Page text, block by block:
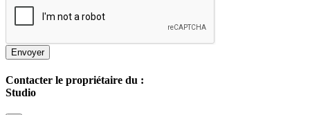
Envoyer
Contacter le propriétaire du :
Studio